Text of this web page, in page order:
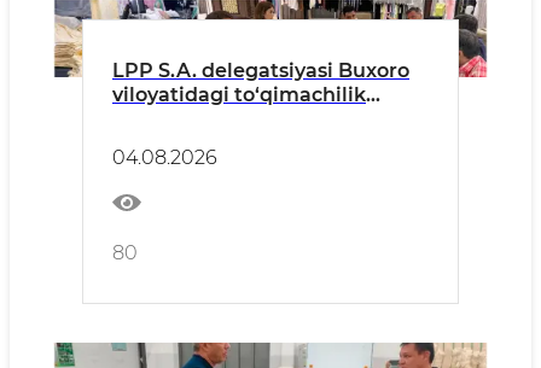
LPP S.A. delegatsiyasi Buxoro
viloyatidagi to‘qimachilik
04.08.2026
80